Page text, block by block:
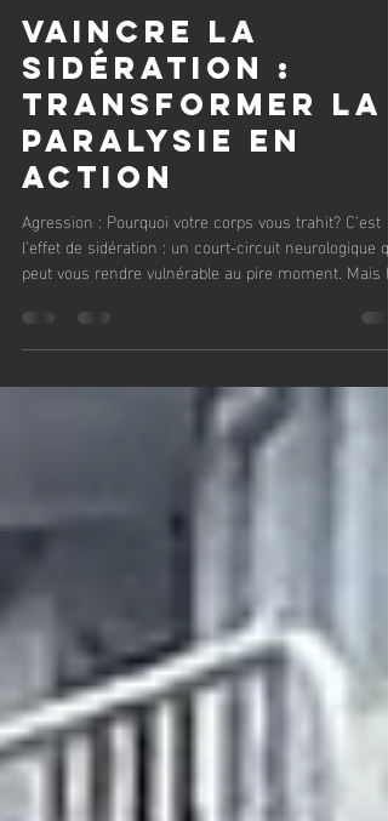
Jeremy Vanderoost
31 janv.
4 min de lecture
Vaincre la
Sidération :
transformer la
paralysie en
action
l’effet de sidération : un court-circuit neurologique qui
peut vous rendre vulnérable au pire moment. Mais la
entraînons votre cerveau à briser ses chaînes. À
travers des scénarios immersifs et une mise sous
stress intense, nous transformons votre peur en une
riposte instinctive. Ne soyez plus spectateur de votre
s'arrête.